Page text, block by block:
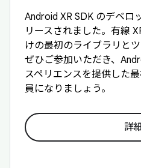
Android XR SDK のデベロ
リースされました。有線
けの最初のライブラリと
ぜひご参加いただき、
スペリエンスを提供した
員になりましょう。
詳